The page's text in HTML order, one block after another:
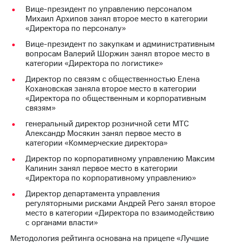
Вице-президент по управлению персоналом
Михаил Архипов занял второе место в категории
«Директора по персоналу»
Вице-президент по закупкам и административным
вопросам Валерий Шоржин занял второе место в
категории «Директора по логистике»
Директор по связям с общественностью Елена
Кохановская заняла второе место в категории
«Директора по общественным и корпоративным
связям»
генеральный директор розничной сети МТС
Александр Мосякин занял первое место в
категории «Коммерческие директора»
Директор по корпоративному управлению Максим
Калинин занял первое место в категории
«Директора по корпоративному управлению»
Директор департамента управления
регуляторными рисками Андрей Рего занял второе
место в категории «Директора по взаимодействию
с органами власти»
Методология рейтинга основана на прицепе «Лучшие